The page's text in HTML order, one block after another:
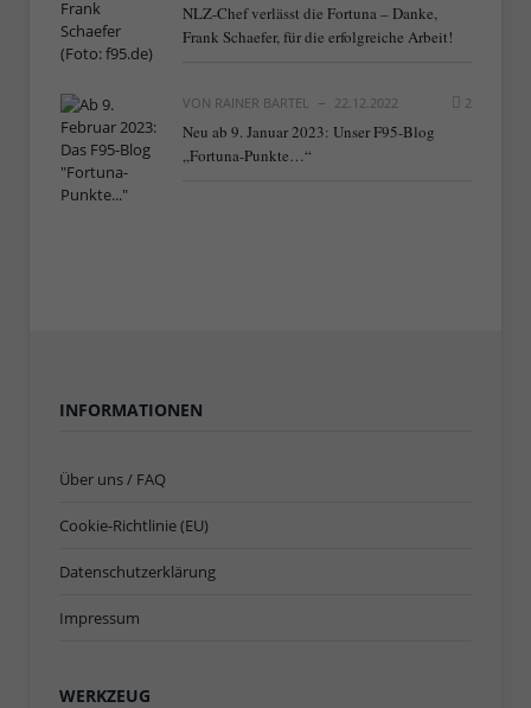
NLZ-Chef verlässt die Fortuna – Danke,
Frank Schaefer, für die erfolgreiche Arbeit!
VON RAINER BARTEL 22.12.2022 2
Neu ab 9. Januar 2023: Unser F95-Blog
„Fortuna-Punkte…“
INFORMATIONEN
Über uns / FAQ
Cookie-Richtlinie (EU)
Datenschutzerklärung
Impressum
WERKZEUG